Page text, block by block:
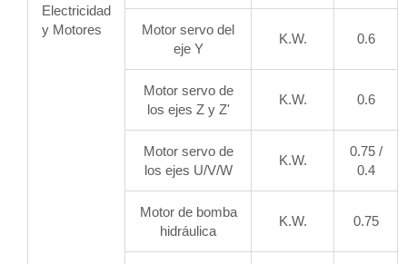
Electricidad
y Motores
Motor servo del
eje Y
K.W. 0.6
Motor servo de
los ejes Z y Z'
K.W. 0.6
Motor servo de
los ejes U/V/W
K.W.
0.75 /
0.4
Motor de bomba
hidráulica
K.W. 0.75